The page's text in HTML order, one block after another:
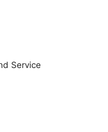
Service